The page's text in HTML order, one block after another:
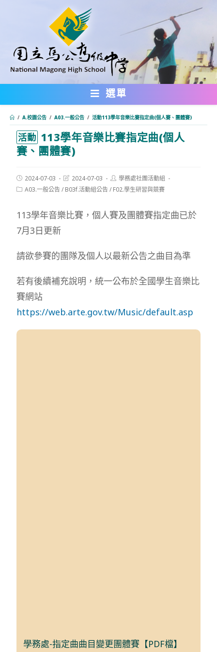
內
選單
/ A.校園公告 / A03.一般公告 / 活動113學年音樂比賽指定曲(個人賽、團體賽)
活動 113學年音樂比賽指定曲(個人
賽、團體賽)
Post
published:
2024-07-03
Post
modified:
2024-07-03
Post
author:
學務處社團活動組
PostA03.一般公告/ B03f.活動組公告/ F02.學生研習與競賽
113學年音樂比賽，個人賽及團體賽指定曲已於
7月3日更新
請欲參賽的團隊及個人以最新公告之曲目為準
若有後續補充說明，統一公布於全國學生音樂比
賽網站
https://web.arte.gov.tw/Music/default.asp
學務處-指定曲曲目變更團體賽【PDF檔】